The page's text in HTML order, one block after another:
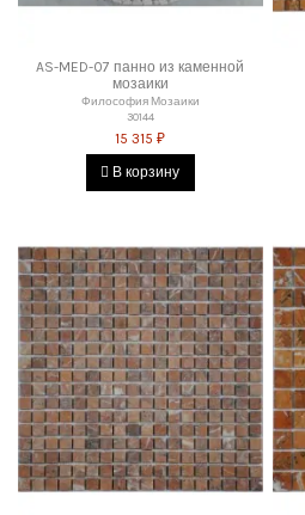
AS-MED-07 панно из каменной
мозаики
Философия Мозаики
30144
15 315 ₽
В корзину